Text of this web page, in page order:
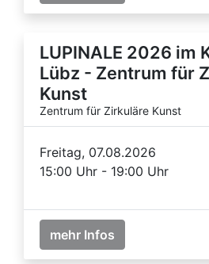
LUPINALE 2026 im
Lübz - Zentrum für
Kunst
Zentrum für Zirkuläre Kunst
Freitag, 07.08.2026
15:00 Uhr - 19:00 Uhr
mehr Infos